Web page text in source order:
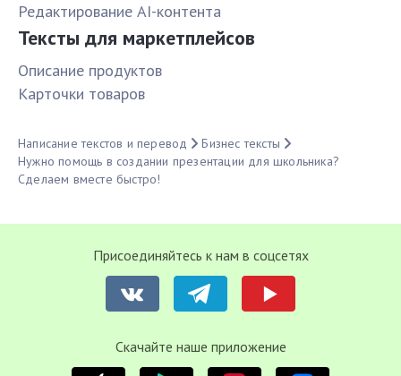
Редактирование AI-контента
Тексты для маркетплейсов
Описание продуктов
Карточки товаров
Написание текстов и перевод
Бизнес тексты
Нужно помощь в создании презентации для школьника?
Сделаем вместе быстро!
Присоединяйтесь к нам в соцсетях
Cкачайте наше приложение